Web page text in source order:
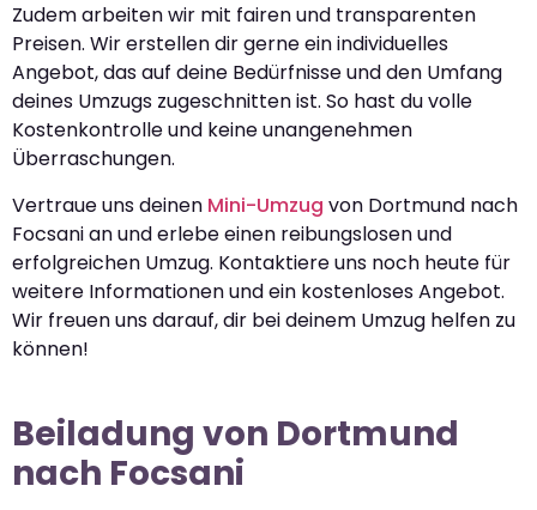
Zudem arbeiten wir mit fairen und transparenten
Preisen. Wir erstellen dir gerne ein individuelles
Angebot, das auf deine Bedürfnisse und den Umfang
deines Umzugs zugeschnitten ist. So hast du volle
Kostenkontrolle und keine unangenehmen
Überraschungen.
Vertraue uns deinen Mini-Umzug von Dortmund nach
Focsani an und erlebe einen reibungslosen und
erfolgreichen Umzug. Kontaktiere uns noch heute für
weitere Informationen und ein kostenloses Angebot.
Wir freuen uns darauf, dir bei deinem Umzug helfen zu
können!
Beiladung von Dortmund
nach Focsani